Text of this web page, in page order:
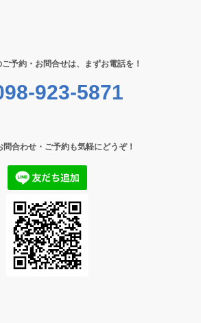
予約・お問合せは、まずお電話を！
923-5871
問合わせ・ご予約も気軽にどうぞ！